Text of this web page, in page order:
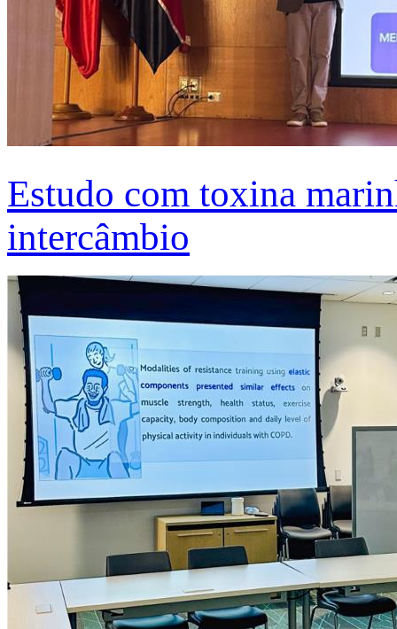
Estudo com toxina
intercâmbio